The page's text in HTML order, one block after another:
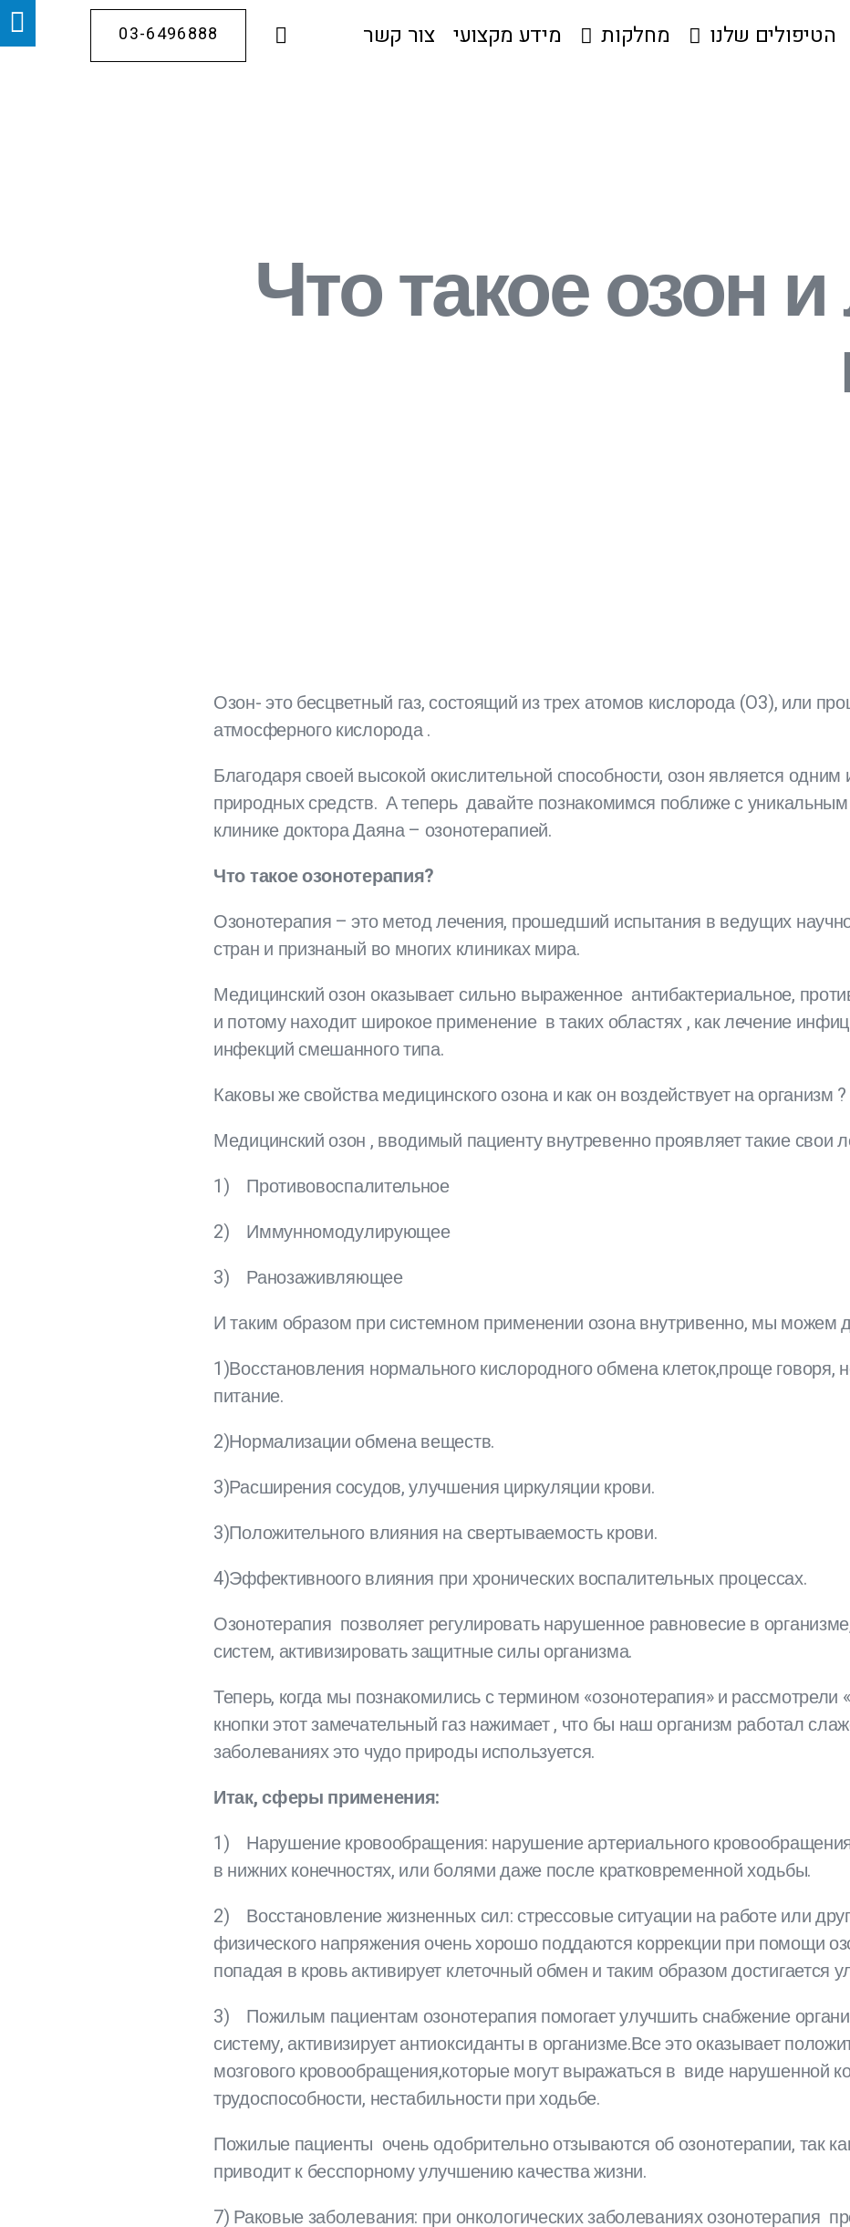
הטיפולים שלנו מחלקות מידע מקצועי צור קשר 03-6496888
Что такое озон
Озон- это бесцветный газ, состоящий из трех атомов кислорода (O3), или
атмосферного кислорода .
Благодаря своей высокой окислительной способности, озон является
природных средств. А теперь давайте познакомимся поближе с
клинике доктора Даяна – озонотерапией.
Что такое озонотерапия?
Озонотерапия – это метод лечения, прошедший испытания в ведущих
стран и признаный во многих клиниках мира.
Медицинский озон оказывает сильно выраженное антибактериальное,
и потому находит широкое применение в таких областях , как лечение
инфекций смешанного типа.
Каковы же свойства медицинского озона и как он воздействует на организм ?
Медицинский озон , вводимый пациенту внутревенно проявляет такие свои
1) Противовоспалительное
2) Иммунномодулирующее
3) Ранозаживляющее
И таким образом при системном применении озона внутривенно, мы можем
1)Восстановления нормального кислородного обмена клеток,проще говоря,
питание.
2)Нормализации обмена веществ.
3)Расширения сосудов, улучшения циркуляции крови.
3)Положительного влияния на свертываемость крови.
4)Эффективноого влияния при хронических воспалительных процессах.
Озонотерапия позволяет регулировать нарушенное равновесие в
систем, активизировать защитные силы организма.
Теперь, когда мы познакомились с термином «озонотерапия» и
кнопки этот замечательный газ нажимает , что бы наш организм работал
заболеваниях это чудо природы используется.
Итак, сферы применения:
1) Нарушение кровообращения: нарушение артериального
в нижних конечностях, или болями даже после кратковременной ходьбы.
2) Восстановление жизненных сил: стрессовые ситуации на работе или
физического напряжения очень хорошо поддаются коррекции при помощи
попадая в кровь активирует клеточный обмен и таким образом достигается
3) Пожилым пациентам озонотерапия помогает улучшить снабжение
систему, активизирует антиоксиданты в организме.Все это оказывает
мозгового кровообращения,которые могут выражаться в виде нарушенной
трудоспособности, нестабильности при ходьбе.
Пожилые пациенты очень одобрительно отзываются об озонотерапии, так
приводит к бесспорному улучшению качества жизни.
7) Раковые заболевания: при онкологических заболеваниях озонотерапия